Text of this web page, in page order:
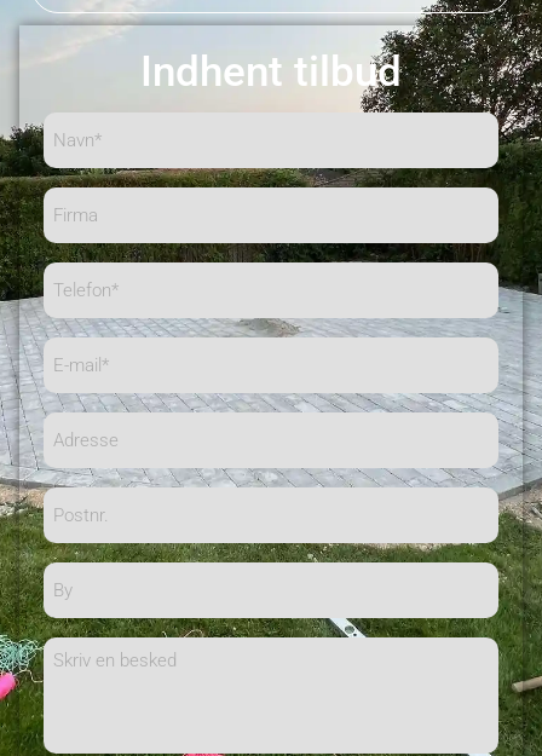
Indhent tilbud
Navn*
(Påkrævet)
Firma
Telefon
(Påkrævet)
E-
mail
Adresse
Postnr.
By
Besked